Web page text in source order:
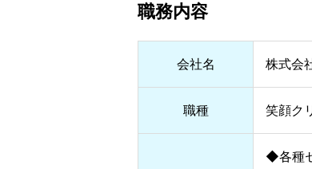
職務内容
会社名 株式会
職種 笑顔ク
◆各種